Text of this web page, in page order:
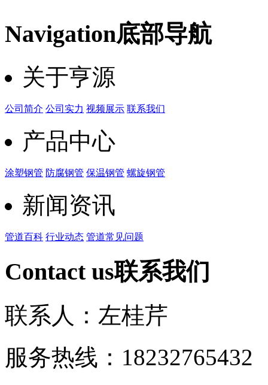
Navigation底部导航
关于亨源
公司简介 公司实力 视频展示 联系我们
产品中心
涂塑钢管 防腐钢管 保温钢管 螺旋钢管
新闻资讯
管道百科 行业动态 管道常见问题
Contact us联系我们
联系人：左桂芹
服务热线：18232765432